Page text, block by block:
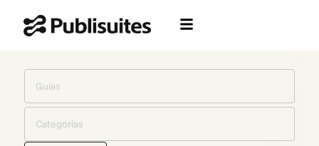
Categorías
Guías